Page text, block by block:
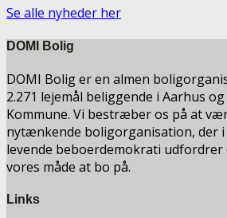
Se alle nyheder her
DOMI Bolig
DOMI Bolig er en almen
2.271 lejemål beliggende i Aarhus
Kommune. Vi bestræber os på at
nytænkende boligorganisation, der
levende beboerdemokrati
vores måde at bo på.
Links